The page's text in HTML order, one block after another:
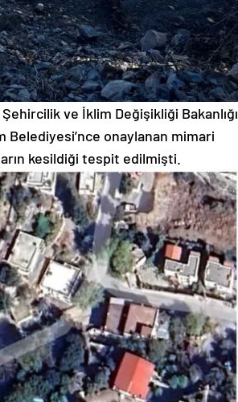
ve İklim Değişikliği Bakanlığı
onaylanan mimari
kesildiği tespit edilmişti.